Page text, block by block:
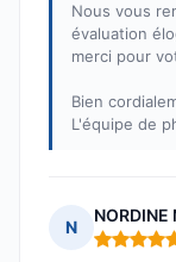
Nous vous
évaluation
merci pour
Bien
L'équipe de
N
NORDINE
Note : 5